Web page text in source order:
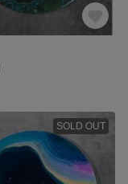
SOLD OUT